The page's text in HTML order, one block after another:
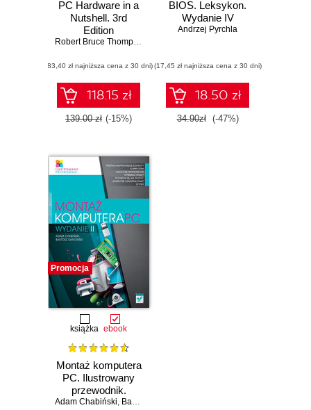
PC Hardware in a
Nutshell. 3rd
Edition
Robert Bruce Thompson
(83,40 zł najniższa cena z 30 dni)
118.15 zł
139.00 zł (-15%)
BIOS. Leksykon.
Wydanie IV
Andrzej Pyrchla
(17,45 zł najniższa cena z 30 dni)
18.50 zł
34.90zł (-47%)
Promocja
książka ebook
Montaż komputera
PC. Ilustrowany
przewodnik.
Wydanie II
Adam Chabiński, Bartosz Danowski